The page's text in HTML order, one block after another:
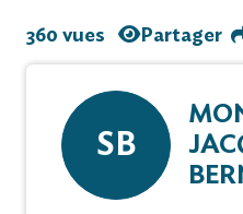
360 vues Partager
SB